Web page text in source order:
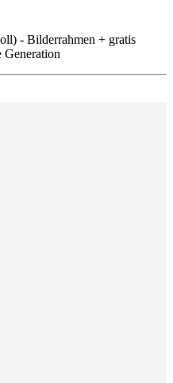
- Bilderrahmen + gratis
Generation